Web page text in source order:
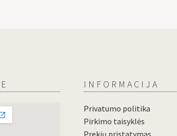
INFORMACIJA
Privatumo politika
Pirkimo taisyklės
Prekių pristatymas